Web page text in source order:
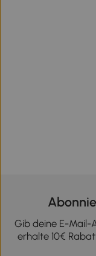
Gib deine E-Mail-
erhalte 10€